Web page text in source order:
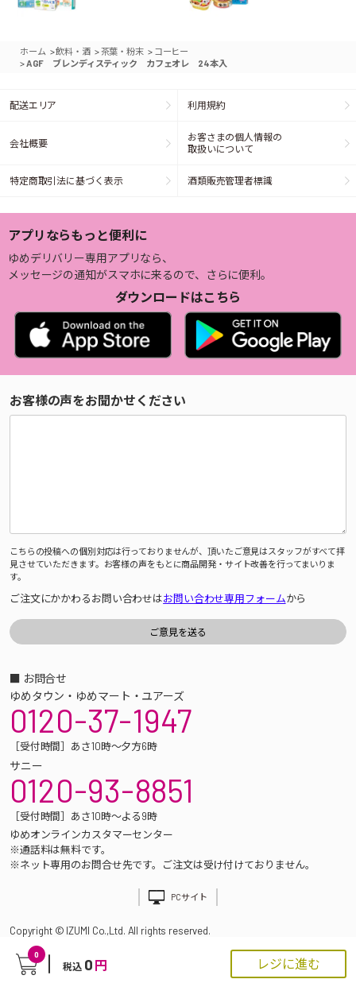
0
税込 0 円 レジに進む
ホーム >飲料・酒 >茶葉・粉末 > コーヒー
>AGF ブレンディスティック カフェオレ 24本入
配送エリア 利用規約
会社概要
お客さまの個人情報の
取扱いについて
特定商取引法に基づく表示 酒類販売管理者標識
アプリならもっと便利に
ゆめデリバリー専用アプリなら、
メッセージの通知がスマホに来るので、さらに便利。
ダウンロードはこちら
お客様の声をお聞かせください
こちらの投稿への個別対応は行っておりませんが、頂いたご意見はスタッフがすべて拝
見させていただきます。お客様の声をもとに商品開発・サイト改善を行ってまいりま
す。
ご注文にかかわるお問い合わせはお問い合わせ専用フォームから
■ お問合せ
ゆめタウン・ゆめマート・ユアーズ
0120-37-1947
［受付時間］あさ10時～夕方6時
サニー
0120-93-8851
［受付時間］あさ10時～よる9時
ゆめオンラインカスタマーセンター
※通話料は無料です。
※ネット専用のお問合せ先です。ご注文は受け付けておりません。
PCサイト
Copyright © IZUMI Co.,Ltd. All rights reserved.